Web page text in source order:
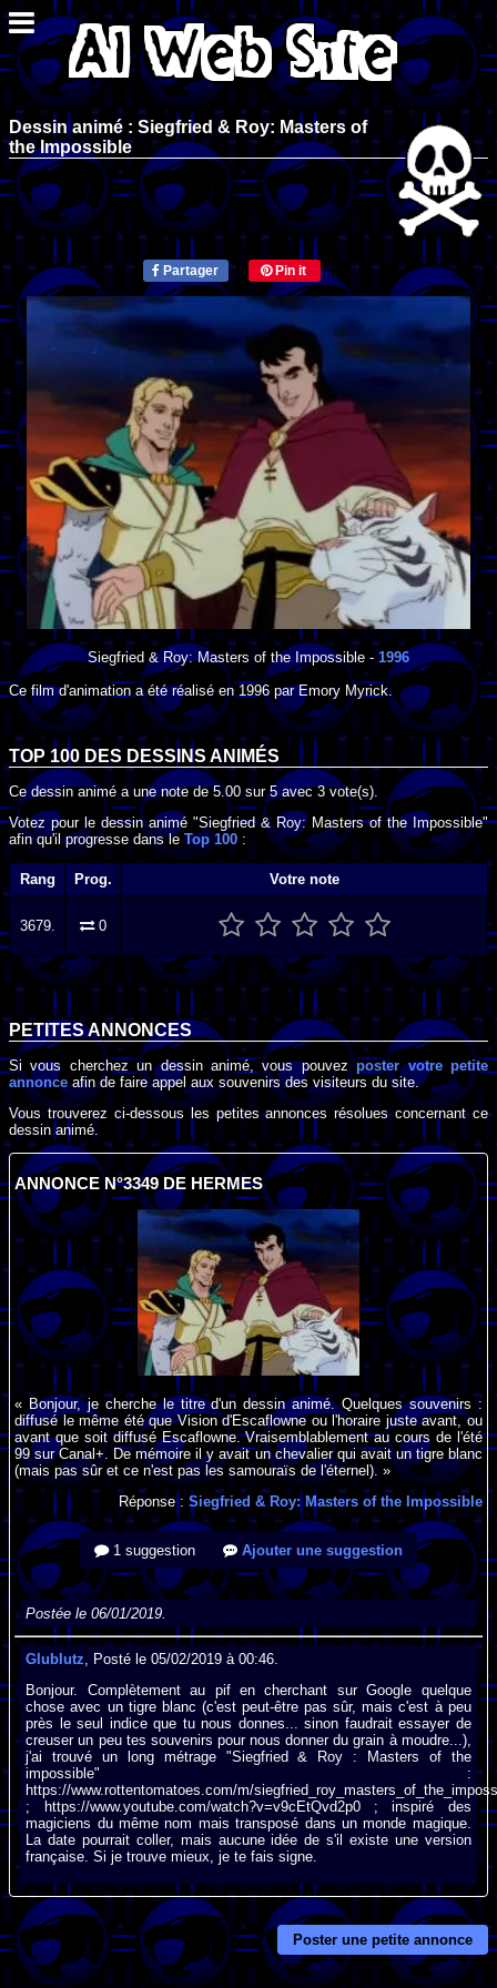
Dessin animé : Siegfried & Roy: Masters of
the Impossible
Partager Pin it
Siegfried & Roy: Masters of the Impossible - 1996
Ce film d'animation a été réalisé en 1996 parEmory Myrick.
TOP 100 DES DESSINS ANIMÉS
Ce dessin animé a une note de5.00 sur5 avec3vote(s).
Votez pour le dessin animé "Siegfried & Roy: Masters of the Impossible"
afin qu'il progresse dans leTop 100 :
Rang Prog. Votre note
3679. 0
PETITES ANNONCES
Si vous cherchez un dessin animé, vous pouvezposter votre petite
annonceafin de faire appel aux souvenirs des visiteurs du site.
Vous trouverez ci-dessous les petites annonces résolues concernant ce
dessin animé.
ANNONCE N°3349 DE HERMES
« Bonjour, je cherche le titre d'un dessin animé. Quelques souvenirs :
diffusé le même été que Vision d'Escaflowne ou l'horaire juste avant, ou
avant que soit diffusé Escaflowne. Vraisemblablement au cours de l'été
99 sur Canal+. De mémoire il y avait un chevalier qui avait un tigre blanc
(mais pas sûr et ce n'est pas les samouraïs de l'éternel). »
Réponse : Siegfried & Roy: Masters of the Impossible
1 suggestion Ajouter une suggestion
Postée le 06/01/2019.
Glublutz , Posté le 05/02/2019 à 00:46.
Bonjour. Complètement au pif en cherchant sur Google quelque
chose avec un tigre blanc (c'est peut-être pas sûr, mais c'est à peu
près le seul indice que tu nous donnes... sinon faudrait essayer de
creuser un peu tes souvenirs pour nous donner du grain à moudre...),
j'ai trouvé un long métrage "Siegfried & Roy : Masters of the
impossible" :
https://www.rottentomatoes.com/m/
; https://www.youtube.com/watch?v=v9cEtQvd2p0 ; inspiré des
magiciens du même nom mais transposé dans un monde magique.
La date pourrait coller, mais aucune idée de s'il existe une version
française. Si je trouve mieux, je te fais signe.
Poster une petite annonce